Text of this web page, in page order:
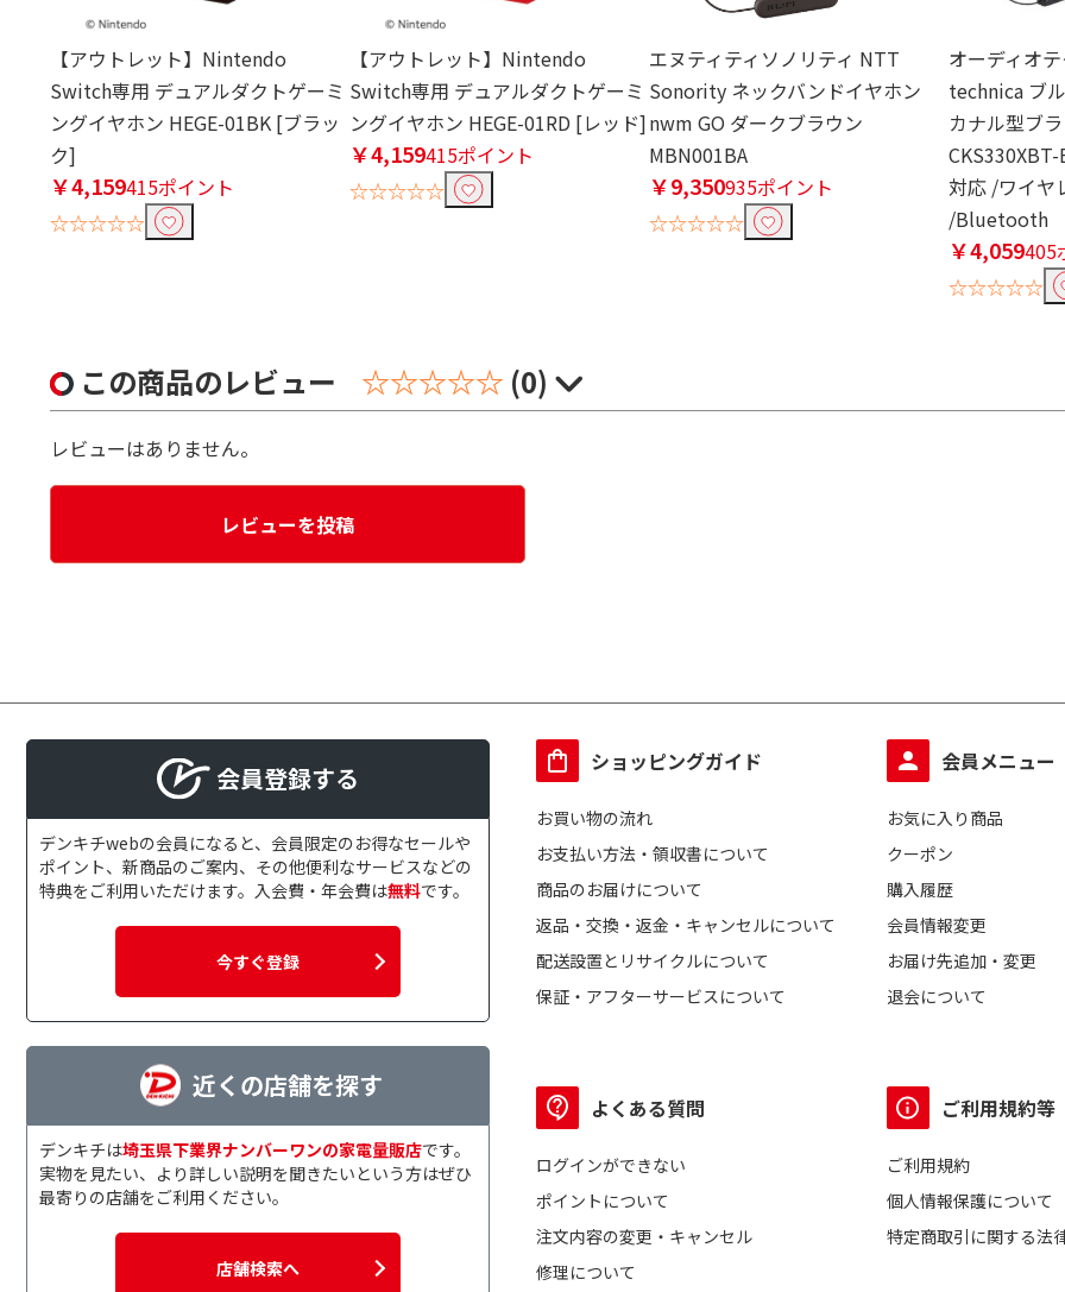
【アウトレット】Nintendo
Switch専用 デュアルダクトゲーミ
ングイヤホン HEGE-01BK [ブラッ
ク]
￥4,159415ポイント
☆☆☆☆☆
【アウトレット】Nintendo
Switch専用 デュアルダクトゲーミ
ングイヤホン HEGE-01RD [レッド]
￥4,159415ポイント
☆☆☆☆☆
エヌティティソノリティ NTT
Sonority ネックバンドイヤホン
nwm GO ダークブラウン
MBN001BA
￥9,350935ポイント
☆☆☆☆☆
オーディオ
technica ブ
カナル型ブ
対応 /ワイヤ
/Bluetooth
￥4,059405
☆☆☆☆☆
この商品のレビュー ☆☆☆☆☆ (0)
レビューはありません。
レビューを投稿
会員登録する
デンキチwebの会員になると、会員限定のお得なセールや
ポイント、新商品のご案内、その他便利なサービスなどの
特典をご利用いただけます。入会費・年会費は無料です。
今すぐ登録
近くの店舗を探す
デンキチは埼玉県下業界ナンバーワンの家電量販店です。
実物を見たい、より詳しい説明を聞きたいという方はぜひ
最寄りの店舗をご利用ください。
店舗検索へ
ショッピングガイド
お買い物の流れ
お支払い方法・領収書について
商品のお届けについて
返品・交換・返金・キャンセルについて
配送設置とリサイクルについて
保証・アフターサービスについて
会員メニュー
お気に入り商品
クーポン
購入履歴
会員情報変更
お届け先追加・変更
退会について
よくある質問
ログインができない
ポイントについて
注文内容の変更・キャンセル
修理について
ご利用規約等
ご利用規約
個人情報保護について
特定商取引に関する法